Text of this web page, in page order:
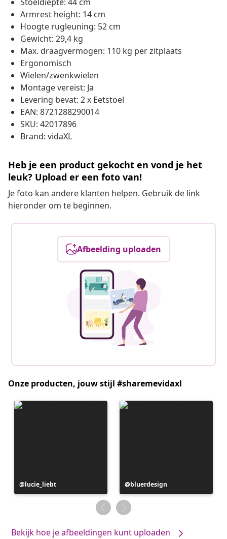
Armrest height: 14 cm
Hoogte rugleuning: 52 cm
Gewicht: 29,4 kg
Max. draagvermogen: 110 kg per zitplaats
Ergonomisch
Wielen/zwenkwielen
Montage vereist: Ja
Levering bevat: 2 x Eetstoel
EAN: 8721288290014
SKU: 42017896
Brand: vidaXL
Heb je een product gekocht en vond je het
leuk? Upload er een foto van!
Je foto kan andere klanten helpen. Gebruik de link
hieronder om te beginnen.
Afbeelding uploaden
Onze producten, jouw stijl #sharemevidaxl
Bericht
gepubliceerd
lucie_liebt
Bericht
gepubliceerd
door
bluerdesign
Bekijk hoe je afbeeldingen kunt uploaden